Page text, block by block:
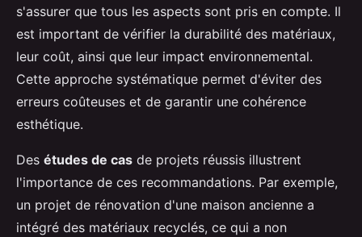
s'assurer que tous les aspects sont pris en compte. Il
est important de vérifier la durabilité des matériaux,
leur coût, ainsi que leur impact environnemental.
Cette approche systématique permet d'éviter des
erreurs coûteuses et de garantir une cohérence
esthétique.
Des études de cas de projets réussis illustrent
l'importance de ces recommandations. Par exemple,
un projet de rénovation d'une maison ancienne a
intégré des matériaux recyclés, ce qui a non